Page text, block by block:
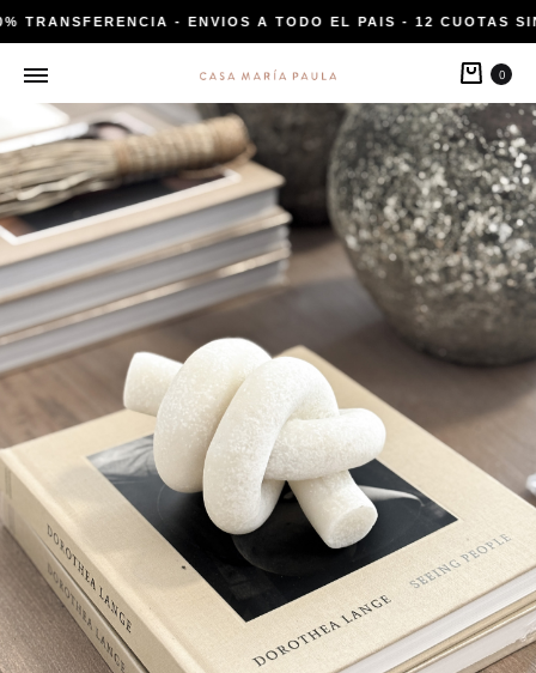
0
TRANSFERENCIA - ENVIOS A TODO EL PAIS - 12 CUOTAS